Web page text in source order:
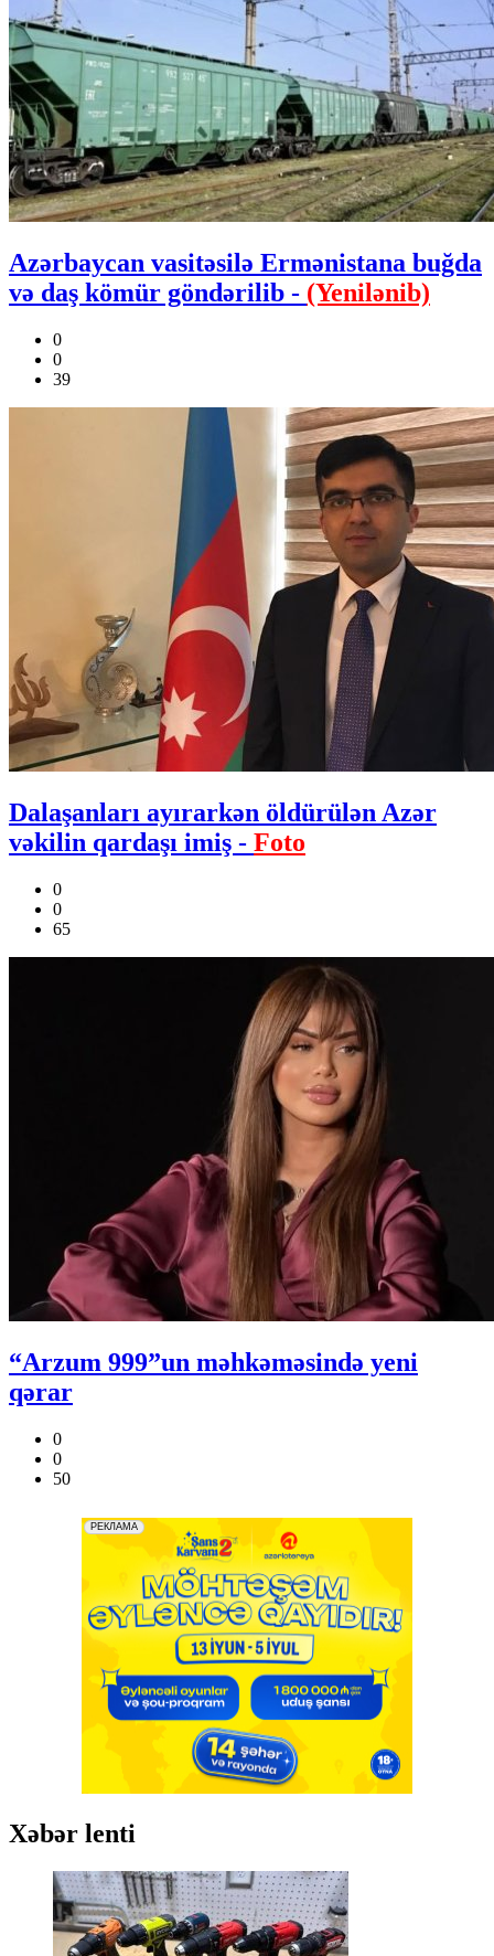
Azərbaycan vasitəsilə Ermənistana buğda
və daş kömür göndərilib - (Yenilənib)
0
0
39
Dalaşanları ayırarkən öldürülən Azər
vəkilin qardaşı imiş - Foto
0
0
65
“Arzum 999”un məhkəməsində yeni
qərar
0
0
50
Xəbər lenti